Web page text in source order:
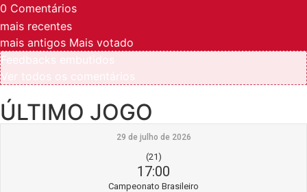
0 Comentários
mais recentes
mais antigos Mais votado
ÚLTIMO JOGO
29 de julho de 2026
(21)
17:00
Campeonato Brasileiro